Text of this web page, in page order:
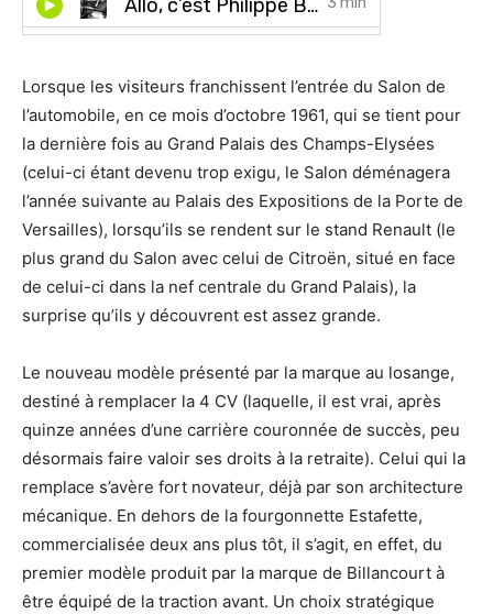
Lorsque les visiteurs franchissent l’entrée du Salon de
l’automobile, en ce mois d’octobre 1961, qui se tient pour
la dernière fois au Grand Palais des Champs-Elysées
(celui-ci étant devenu trop exigu, le Salon déménagera
l’année suivante au Palais des Expositions de la Porte de
Versailles), lorsqu’ils se rendent sur le stand Renault (le
plus grand du Salon avec celui de Citroën, situé en face
de celui-ci dans la nef centrale du Grand Palais), la
surprise qu’ils y découvrent est assez grande.
Le nouveau modèle présenté par la marque au losange,
destiné à remplacer la 4 CV (laquelle, il est vrai, après
quinze années d’une carrière couronnée de succès, peu
désormais faire valoir ses droits à la retraite). Celui qui la
remplace s’avère fort novateur, déjà par son architecture
mécanique. En dehors de la fourgonnette Estafette,
commercialisée deux ans plus tôt, il s’agit, en effet, du
premier modèle produit par la marque de Billancourt à
être équipé de la traction avant. Un choix stratégique